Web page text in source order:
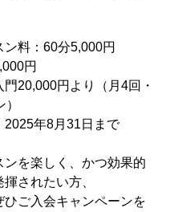
ン料：60分5,000円
円
門20,000円より（月4回・
2025年8月31日まで
ンを楽しく、かつ効果的
されたい方、
ひご入会キャンペーンを